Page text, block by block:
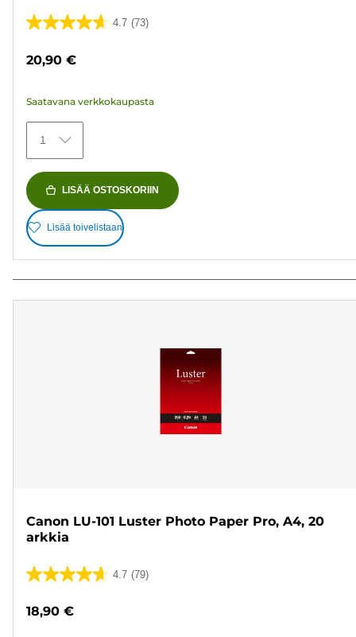
4.7 (73)
4.7/5
73
20,90 €
Saatavana verkkokaupasta
1
LISÄÄ OSTOSKORIIN
Lisää toivelistaan
Canon LU-101 Luster Photo Paper Pro, A4, 20
arkkia
4.7 (79)
4.7/5
79
18,90 €